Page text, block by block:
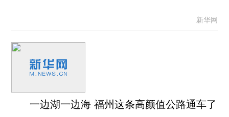
新华网
一边湖一边海 福州这条高颜值公路通车了